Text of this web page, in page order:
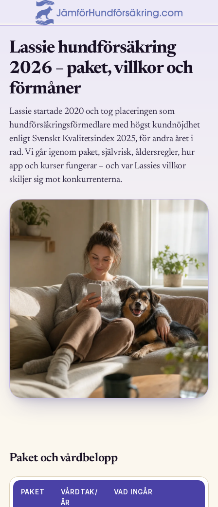
Lassie hundförsäkring
2026 – paket, villkor och
förmåner
Lassie startade 2020 och tog placeringen som
hundförsäkringsförmedlare med högst kundnöjdhet
enligt Svenskt Kvalitetsindex 2025, för andra året i
rad. Vi går igenom paket, självrisk, åldersregler, hur
app och kurser fungerar – och var Lassies villkor
skiljer sig mot konkurrenterna.
Paket och vårdbelopp
PAKET
VÅRDTAK/
ÅR
VAD INGÅR